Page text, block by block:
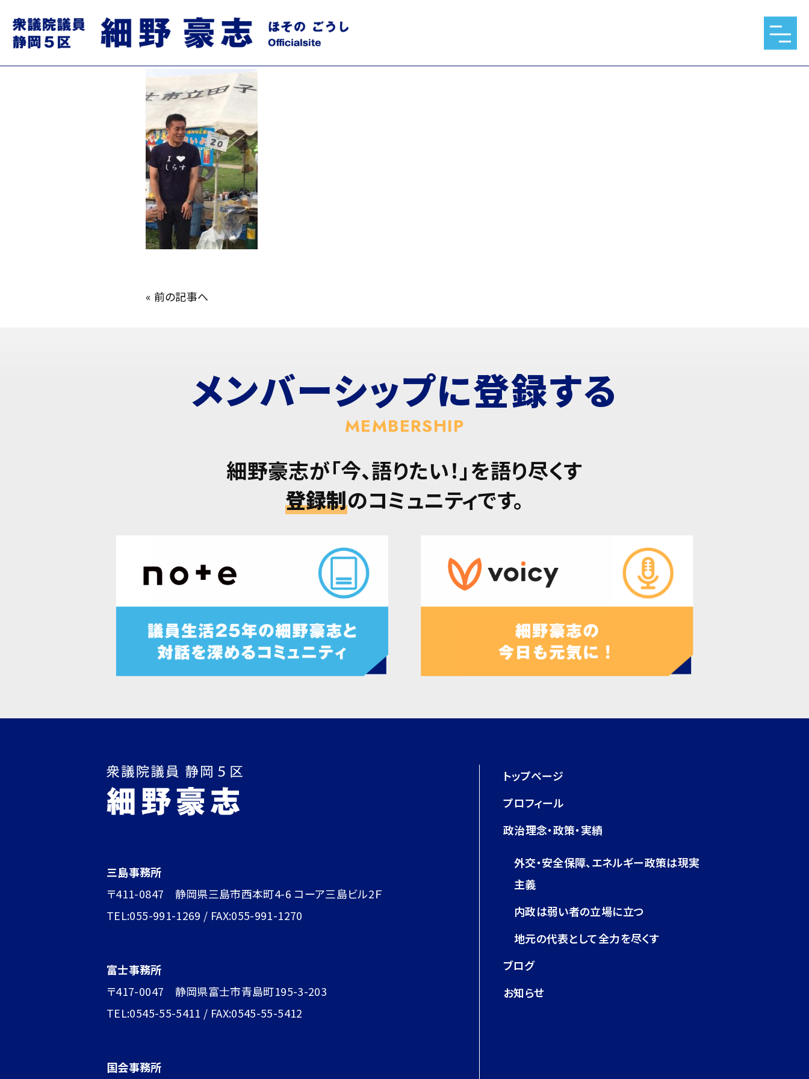
503544443_2920054858168257_200203392776558198_n.jpg
« 前の記事へ
メンバーシップに登録する
MEMBERSHIP
細野豪志が「今、語りたい！」を語り尽くす
登録制のコミュニティです。
三島事務所
〒411-0847 静岡県三島市西本町4-6 コーア三島ビル2Ｆ
TEL:055-991-1269 / FAX:055-991-1270
富士事務所
〒417-0047 静岡県富士市青島町195-3-203
TEL:0545-55-5411 / FAX:0545-55-5412
国会事務所
トップページ
プロフィール
政治理念・政策・実績
外交・安全保障、エネルギー政策は現実
主義
内政は弱い者の立場に立つ
地元の代表として全力を尽くす
ブログ
お知らせ